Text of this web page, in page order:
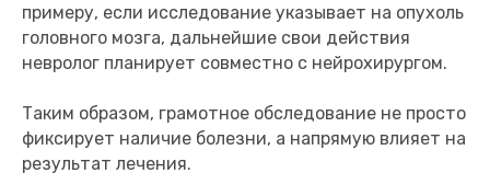
примеру, если исследование указывает на опухоль
головного мозга, дальнейшие свои действия
невролог планирует совместно с нейрохирургом.
Таким образом, грамотное обследование не просто
фиксирует наличие болезни, а напрямую влияет на
результат лечения.